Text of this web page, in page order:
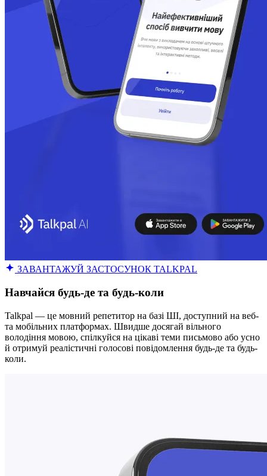
ЗАВАНТАЖУЙ ЗАСТОСУНОК TALKPAL
Навчайся будь-де та будь-коли
Talkpal — це мовний репетитор на базі ШІ, доступний на веб-
та мобільних платформах. Швидше досягай вільного
володіння мовою, спілкуйся на цікаві теми письмово або усно
й отримуй реалістичні голосові повідомлення будь-де та будь-
коли.